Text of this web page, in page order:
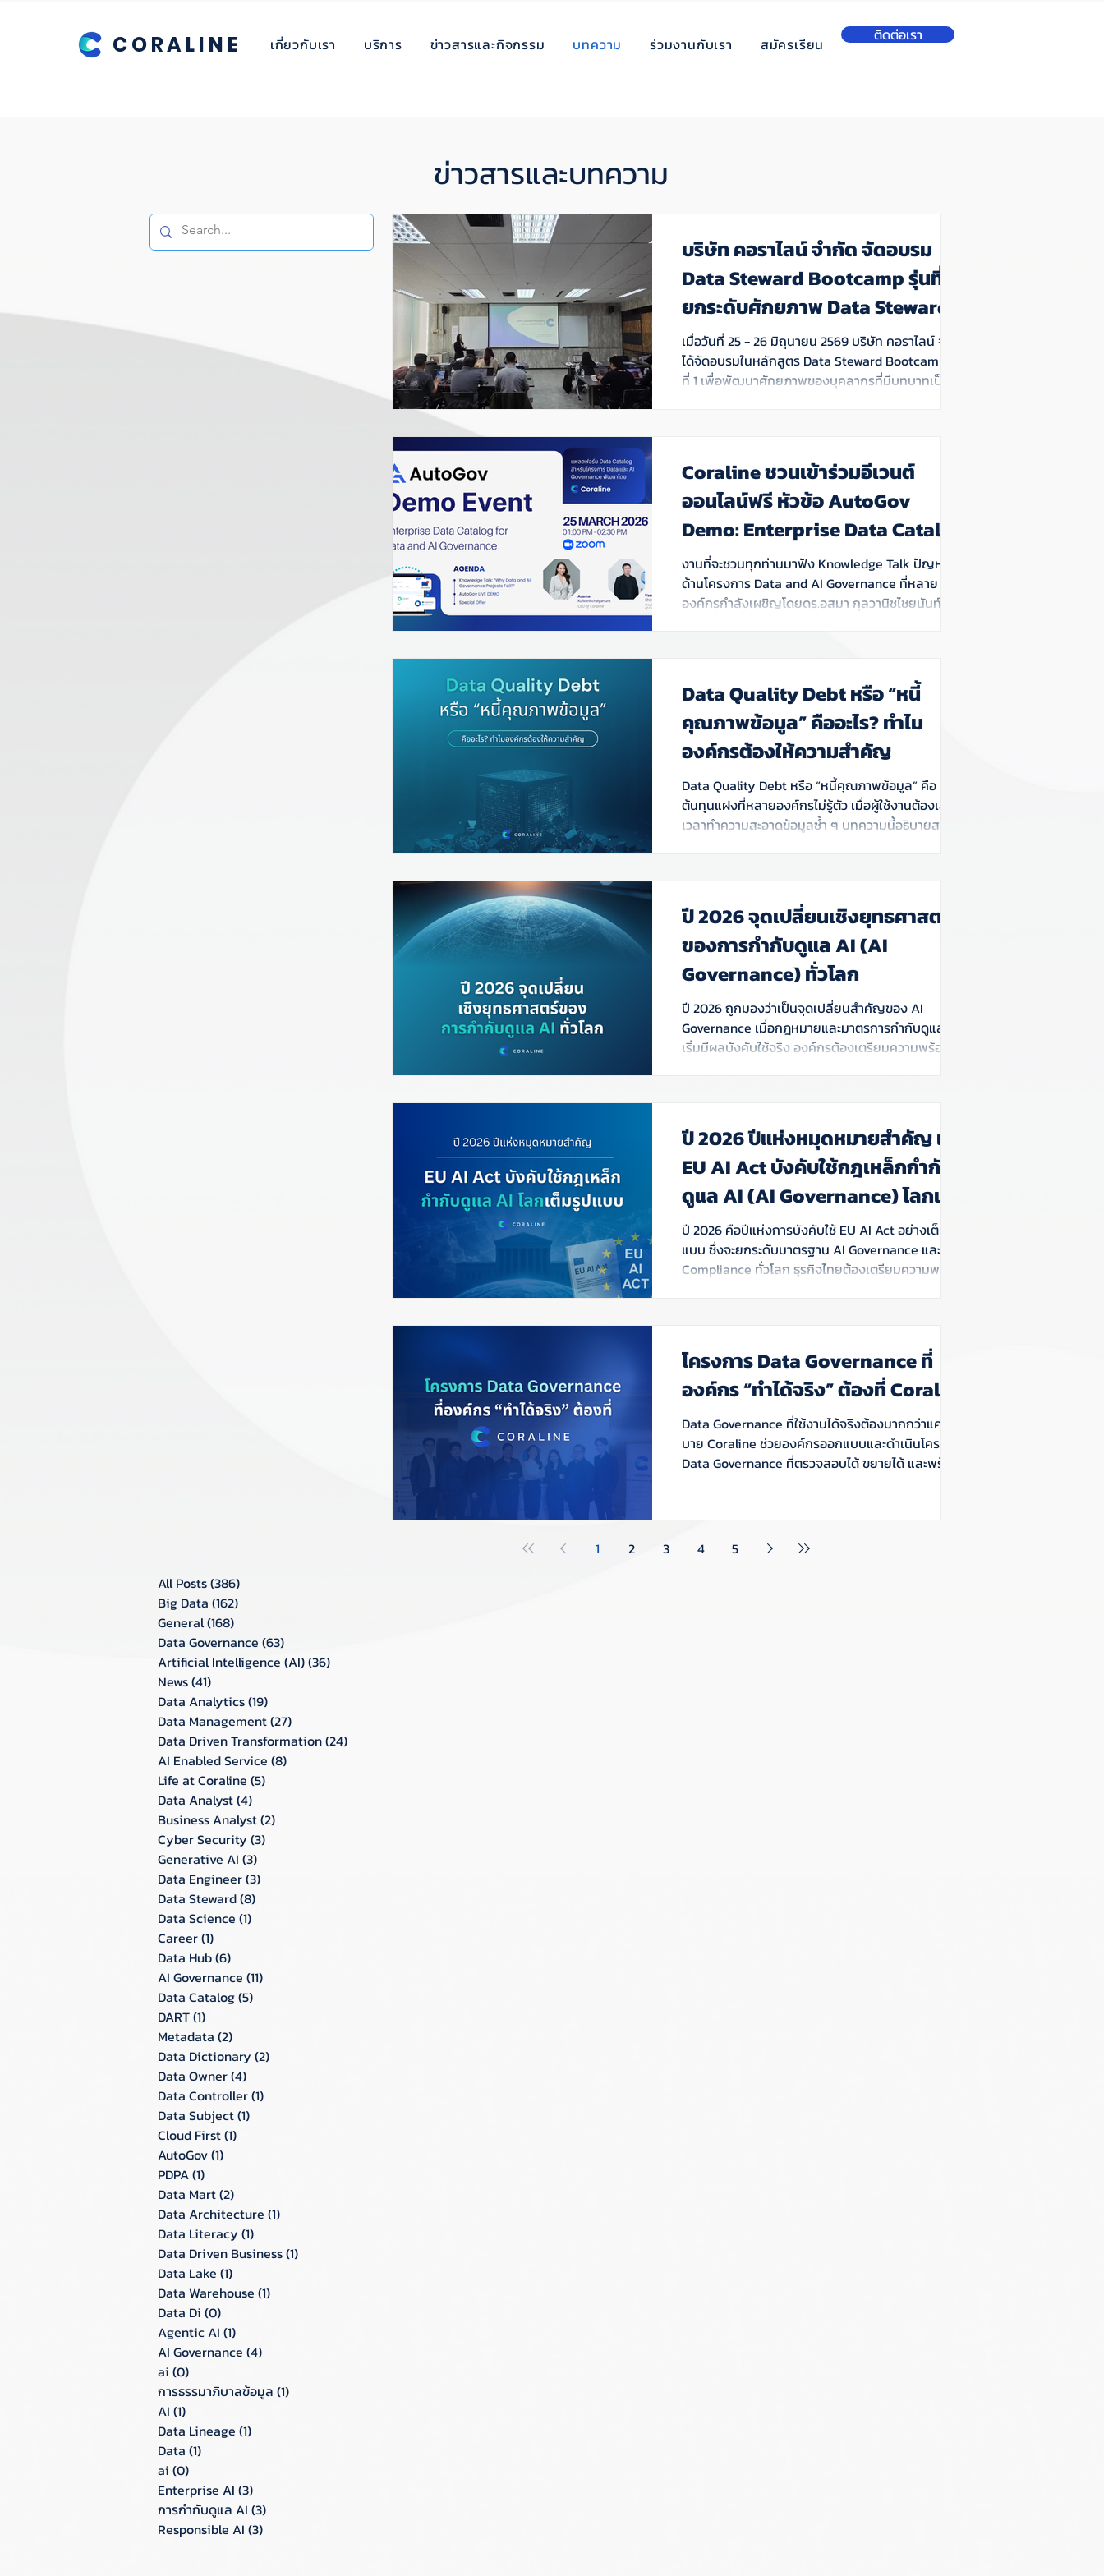
CORALINE เกี่ยวกับเรา บริการ ข่าวสารและกิจกรรม บทความ ร่วมงานกับเรา สมัครเรียน ติดต่อเรา
ข่าวสารและบทความ
All Posts(386)
Big Data (162)
General(168)
Data Governance (63)
Artificial Intelligence (AI)(36)
News(41)
Data Analytics(19)
Data Management(27)
Data Driven Transformation(24)
AI Enabled Service (8)
Life at Coraline (5)
Data Analyst(4)
Business Analyst(2)
Cyber Security (3)
Generative AI (3)
Data Engineer(3)
Data Steward(8)
Data Science (1)
Career(1)
Data Hub(6)
AI Governance (11)
Data Catalog(5)
DART(1)
Metadata (2)
Data Dictionary (2)
Data Owner(4)
Data Controller(1)
Data Subject(1)
Cloud First(1)
AutoGov(1)
PDPA(1)
Data Mart(2)
Data Architecture (1)
Data Literacy (1)
Data Driven Business(1)
Data Lake (1)
Data Warehouse (1)
Data Di (0)
Agentic AI (1)
AI Governance (4)
ai (0)
การธรรมาภิบาลข้อมูล (1)
AI (1)
Data Lineage (1)
Data (1)
ai (0)
Enterprise AI (3)
การกำกับดูแล AI (3)
Responsible AI (3)
บริษัท คอราไลน์ จำกัด จัดอบรม
Data Steward Bootcamp รุ่นที่ 1
ยกระดับศักยภาพ Data Steward สู่
การขับเคลื่อน Data Governance
อย่างเป็นรูปธรรม
เมื่อวันที่ 25 - 26 มิถุนายน 2569 บริษัท คอราไลน์ จำกัด
ได้จัดอบรมในหลักสูตร Data Steward Bootcamp รุ่น
ที่ 1 เพื่อพัฒนาศักยภาพของบุคลากรที่มีบทบาทเป็น
Workshop ที่มุ่งเน้นการนำความรู้ไปประยุกต์ใช้ได้จริง
Coraline ชวนเข้าร่วมอีเวนต์
ออนไลน์ฟรี หัวข้อ AutoGov
Demo: Enterprise Data Catalog
for Data and AI Governance
งานที่จะชวนทุกท่านมาฟัง Knowledge Talk ปัญหา
ด้านโครงการ Data and AI Governance ที่หลาย
องค์กรกำลังเผชิญโดยดร.อสมา กุลวานิชไชยนันท์หรือ
Data Quality Debt หรือ “หนี้
คุณภาพข้อมูล” คืออะไร? ทำไม
องค์กรต้องให้ความสำคัญ
Data Quality Debt หรือ “หนี้คุณภาพข้อมูล” คือ
ต้นทุนแฝงที่หลายองค์กรไม่รู้ตัว เมื่อผู้ใช้งานต้องเสีย
เวลาทำความสะอาดข้อมูลซ้ำ ๆ บทความนี้อธิบายสาเหตุ
ปี 2026 จุดเปลี่ยนเชิงยุทธศาสตร์
ของการกำกับดูแล AI (AI
Governance) ทั่วโลก
ปี 2026 ถูกมองว่าเป็นจุดเปลี่ยนสำคัญของ AI
Governance เมื่อกฎหมายและมาตรการกำกับดูแล AI
เริ่มมีผลบังคับใช้จริง องค์กรต้องเตรียมความพร้อม
ปี 2026 ปีแห่งหมุดหมายสำคัญ เมื่อ
EU AI Act บังคับใช้กฎเหล็กกำกับ
ดูแล AI (AI Governance) โลกเต็ม
รูปแบบ
ปี 2026 คือปีแห่งการบังคับใช้ EU AI Act อย่างเต็มรูป
แบบ ซึ่งจะยกระดับมาตรฐาน AI Governance และ AI
Compliance ทั่วโลก ธุรกิจไทยต้องเตรียมความพร้อม
โครงการ Data Governance ที่
องค์กร “ทำได้จริง” ต้องที่ Coraline
Data Governance ที่ใช้งานได้จริงต้องมากกว่าแค่นโย
บาย Coraline ช่วยองค์กรออกแบบและดำเนินโครงการ
Data Governance ที่ตรวจสอบได้ ขยายได้ และพร้อม
1 2 3 4 5